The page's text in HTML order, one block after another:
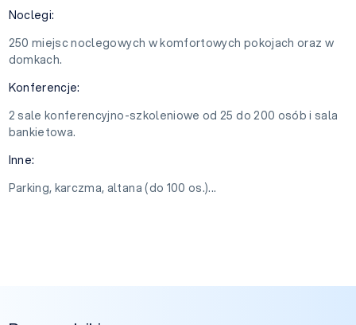
Noclegi:
250 miejsc noclegowych w komfortowych pokojach oraz w
domkach.
Konferencje:
2 sale konferencyjno-szkoleniowe od 25 do 200 osób i sala
bankietowa.
Inne:
Parking, karczma, altana (do 100 os.)...